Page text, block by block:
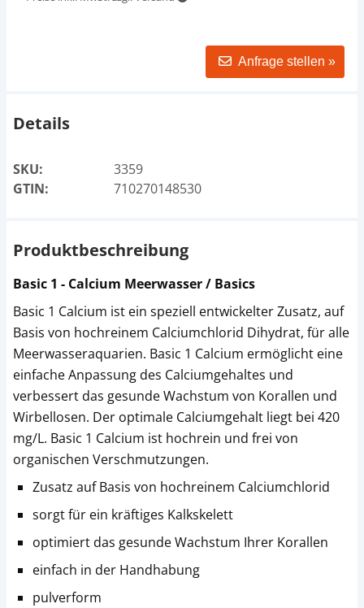
Anfrage stellen »
Details
SKU:
3359
GTIN:
710270148530
Produktbeschreibung
Basic 1 - Calcium Meerwasser / Basics
Basic 1 Calcium ist ein speziell entwickelter Zusatz, auf
Basis von hochreinem Calciumchlorid Dihydrat, für alle
Meerwasseraquarien. Basic 1 Calcium ermöglicht eine
einfache Anpassung des Calciumgehaltes und
verbessert das gesunde Wachstum von Korallen und
Wirbellosen. Der optimale Calciumgehalt liegt bei 420
mg/L. Basic 1 Calcium ist hochrein und frei von
organischen Verschmutzungen.
Zusatz auf Basis von hochreinem Calciumchlorid
sorgt für ein kräftiges Kalkskelett
optimiert das gesunde Wachstum Ihrer Korallen
einfach in der Handhabung
pulverform